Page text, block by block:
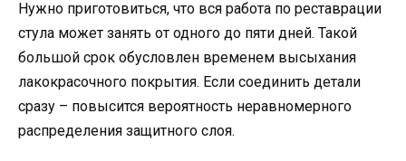
Нужно приготовиться, что вся работа по реставрации
стула может занять от одного до пяти дней. Такой
большой срок обусловлен временем высыхания
лакокрасочного покрытия. Если соединить детали
сразу – повысится вероятность неравномерного
распределения защитного слоя.